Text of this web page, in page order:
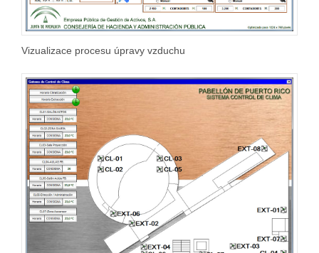
Vizualizace procesu úpravy vzduchu